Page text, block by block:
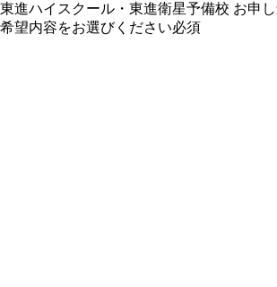
東進ハイスクール・東進衛星予備校 お申
希望内容をお選びください必須